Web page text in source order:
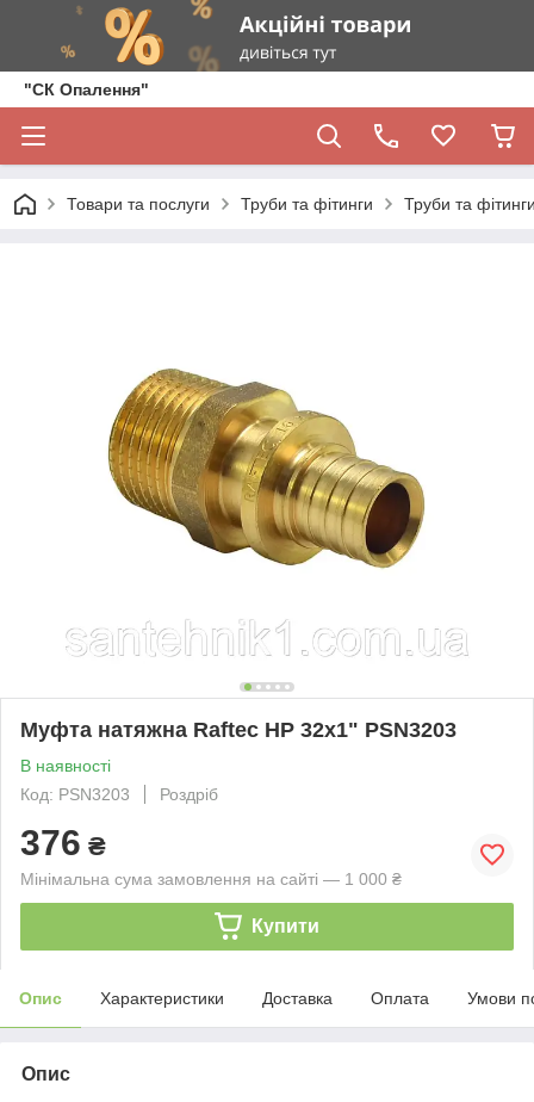
"СК Опалення"
Товари та послуги Труби та фітинги Труби та
Муфта натяжна Raftec НР 32x1" PSN3203
В наявності
Код: PSN3203
Роздріб
376 ₴
Мінімальна сума замовлення на сайті — 1 000 ₴
Купити
Опис Характеристики Доставка Оплата Умови
Опис